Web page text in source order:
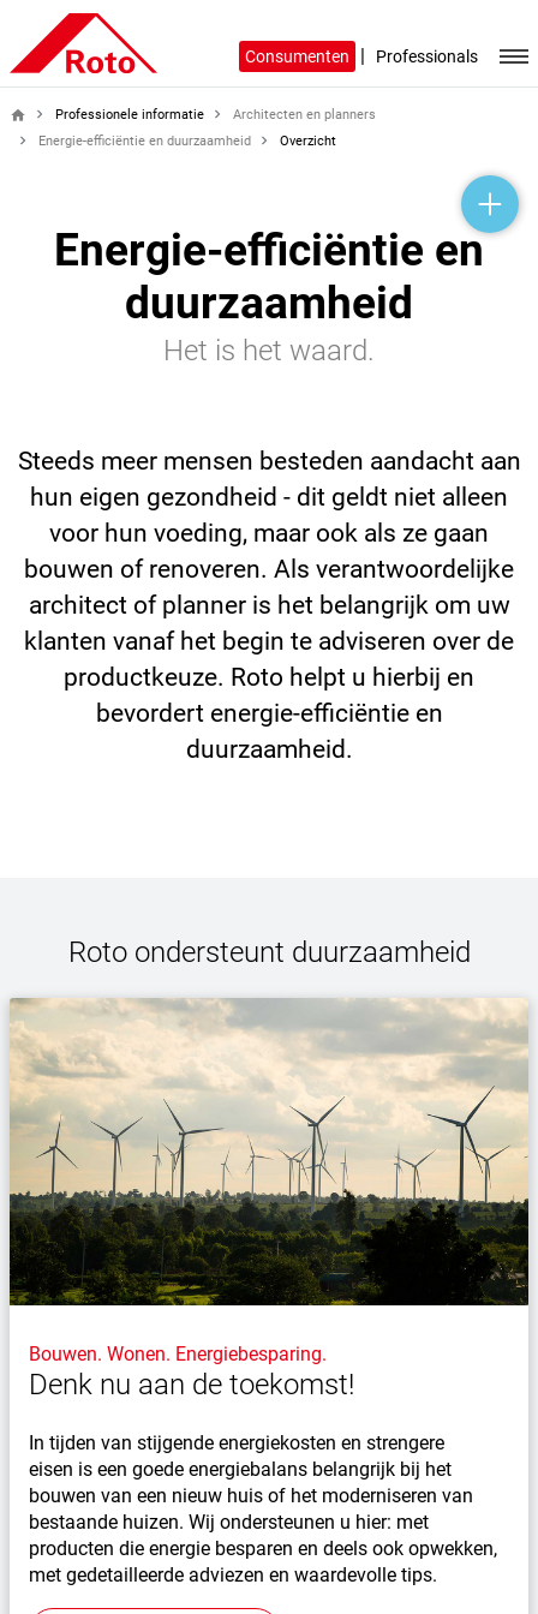
Consumenten | Professionals
help_outline
headset_mic
mail_outline
home Professionele informatie
Architecten en planners
Energie-efficiëntie en duurzaamheid
Overzicht
Energie-efficiëntie en
duurzaamheid
Het is het waard.
Steeds meer mensen besteden aandacht aan
hun eigen gezondheid - dit geldt niet alleen
voor hun voeding, maar ook als ze gaan
bouwen of renoveren. Als verantwoordelijke
architect of planner is het belangrijk om uw
klanten vanaf het begin te adviseren over de
productkeuze. Roto helpt u hierbij en
bevordert energie-efficiëntie en
duurzaamheid.
Roto ondersteunt duurzaamheid
Bouwen. Wonen. Energiebesparing.
Denk nu aan de toekomst!
In tijden van stijgende energiekosten en strengere
eisen is een goede energiebalans belangrijk bij het
bouwen van een nieuw huis of het moderniseren van
bestaande huizen. Wij ondersteunen u hier: met
producten die energie besparen en deels ook opwekken,
met gedetailleerde adviezen en waardevolle tips.